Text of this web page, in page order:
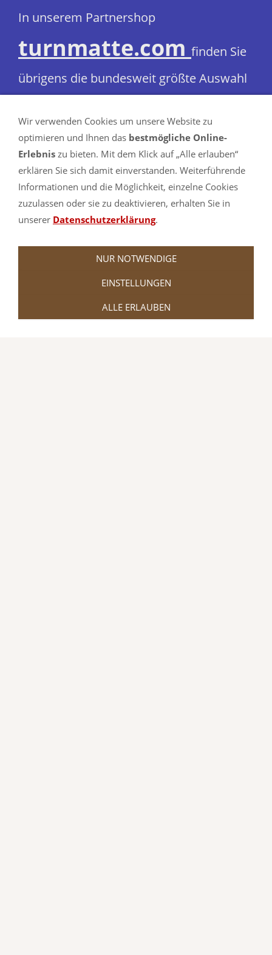
In unserem Partnershop
turnmatte.com finden Sie
übrigens die bundesweit größte Auswahl
an:
Turnmatten, Fallschutzmatten,
Weichbodenmatten, Bodenturnmatten,
Yogamatten, Leichtturnmatten,
Steckmatten und Geräteturnmatten.
Auch Sonderanfertigungen in Ihren
Wunschmaßen sind möglich.
überzeugen.
Wir verwenden Cookies um unsere Website zu
optimieren und Ihnen das bestmögliche Online-
Erlebnis zu bieten. Mit dem Klick auf „Alle erlauben“
erklären Sie sich damit einverstanden. Weiterführende
Informationen und die Möglichkeit, einzelne Cookies
zuzulassen oder sie zu deaktivieren, erhalten Sie in
unserer Datenschutzerklärung.
NUR NOTWENDIGE
EINSTELLUNGEN
ALLE ERLAUBEN